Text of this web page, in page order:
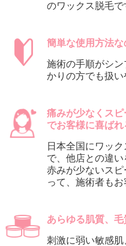
のワックス脱毛で
簡単な使用方法な
施術の手順がシ
かりの方でも扱い
痛みが少なくス
でお客様に喜ばれ
日本全国にワッ
で、他店との違い
赤みが少ないス
って、施術者もお
あらゆる肌質、毛
刺激に弱い敏感肌